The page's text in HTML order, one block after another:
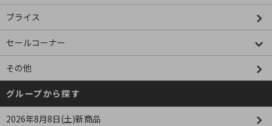
ブライス
セールコーナー
その他
グループから探す
2026年8月8日(土)新商品